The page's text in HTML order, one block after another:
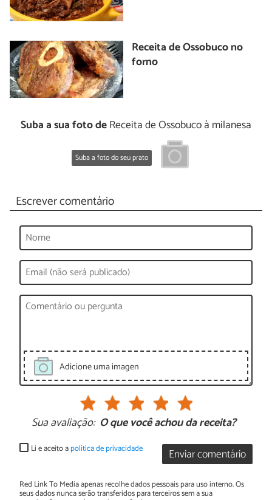
Receita de Ossobuco no
forno
Suba a sua foto deReceita de Ossobuco à milanesa
Suba a foto do seu prato
Escrever comentário
Adicione uma imagen
Sua avaliação: O que você achou da receita?
Enviar comentário
Li e aceito apolítica de privacidade
Red Link To Media apenas recolhe dados pessoais para uso interno. Os
seus dados nunca serão transferidos para terceiros sem a sua